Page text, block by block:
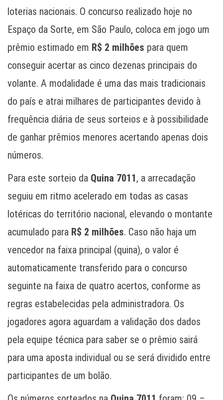
loterias nacionais. O concurso realizado hoje no
Espaço da Sorte, em São Paulo, coloca em jogo um
prêmio estimado em R$ 2 milhões para quem
conseguir acertar as cinco dezenas principais do
volante. A modalidade é uma das mais tradicionais
do país e atrai milhares de participantes devido à
frequência diária de seus sorteios e à possibilidade
de ganhar prêmios menores acertando apenas dois
números.
Para este sorteio da Quina 7011, a arrecadação
seguiu em ritmo acelerado em todas as casas
lotéricas do território nacional, elevando o montante
acumulado para R$ 2 milhões. Caso não haja um
vencedor na faixa principal (quina), o valor é
automaticamente transferido para o concurso
seguinte na faixa de quatro acertos, conforme as
regras estabelecidas pela administradora. Os
jogadores agora aguardam a validação dos dados
pela equipe técnica para saber se o prêmio sairá
para uma aposta individual ou se será dividido entre
participantes de um bolão.